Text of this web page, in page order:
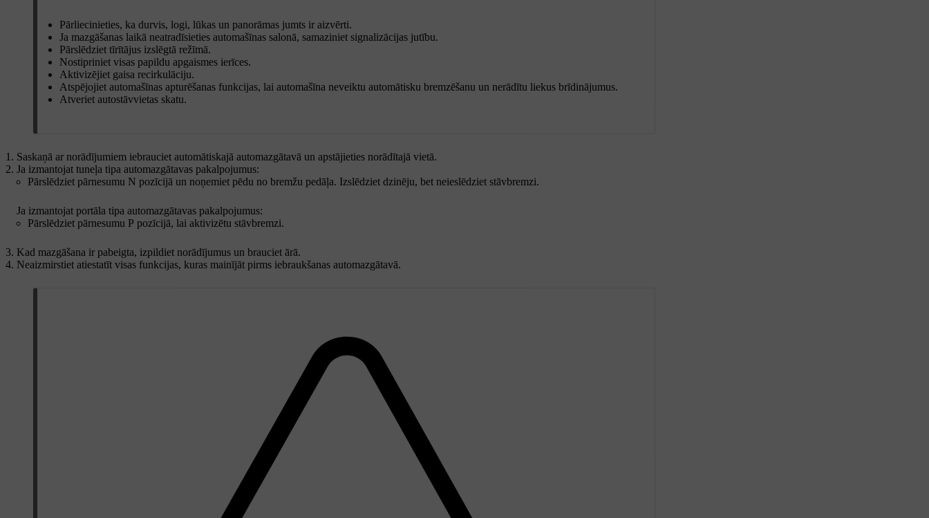
Pārliecinieties, ka durvis, logi, lūkas un panorāmas jumts ir aizvērti.
Ja mazgāšanas laikā neatradīsieties automašīnas salonā, samaziniet signalizācijas jutību.
Pārslēdziet tīrītājus izslēgtā režīmā.
Nostipriniet visas papildu apgaismes ierīces.
Aktivizējiet gaisa recirkulāciju.
Atspējojiet automašīnas apturēšanas funkcijas, lai automašīna neveiktu automātisku bremzēšanu un nerādītu liekus brīdinājumus.
Atveriet autostāvvietas skatu.
Saskaņā ar norādījumiem iebrauciet automātiskajā automazgātavā un apstājieties norādītajā vietā.
Ja izmantojat tuneļa tipa automazgātavas pakalpojumus:
Pārslēdziet pārnesumu N pozīcijā un noņemiet pēdu no bremžu pedāļa. Izslēdziet dzinēju, bet neieslēdziet stāvbremzi.
Ja izmantojat portāla tipa automazgātavas pakalpojumus:
Pārslēdziet pārnesumu P pozīcijā, lai aktivizētu stāvbremzi.
Kad mazgāšana ir pabeigta, izpildiet norādījumus un brauciet ārā.
Neaizmirstiet atiestatīt visas funkcijas, kuras mainījāt pirms iebraukšanas automazgātavā.